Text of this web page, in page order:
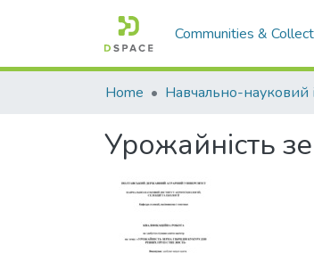
Communities &
Home
Урожайність